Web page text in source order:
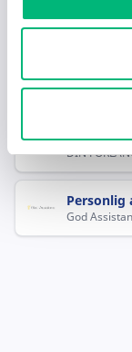
Kvinnlig
GÄLLIVARE
DIN
Personlig
God